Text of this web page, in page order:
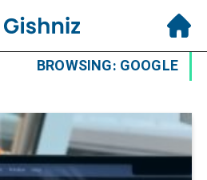
BROWSING: GOOGLE